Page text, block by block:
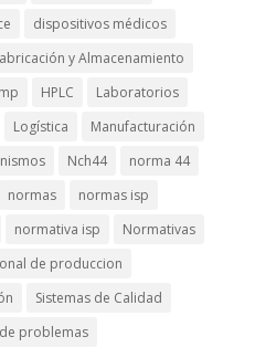
dispositivos médicos
y Almacenamiento
HPLC
Laboratorios
Logística
Manufacturación
Nch44
norma 44
normas
normas isp
normativa isp
Normativas
de produccion
Sistemas de Calidad
problemas